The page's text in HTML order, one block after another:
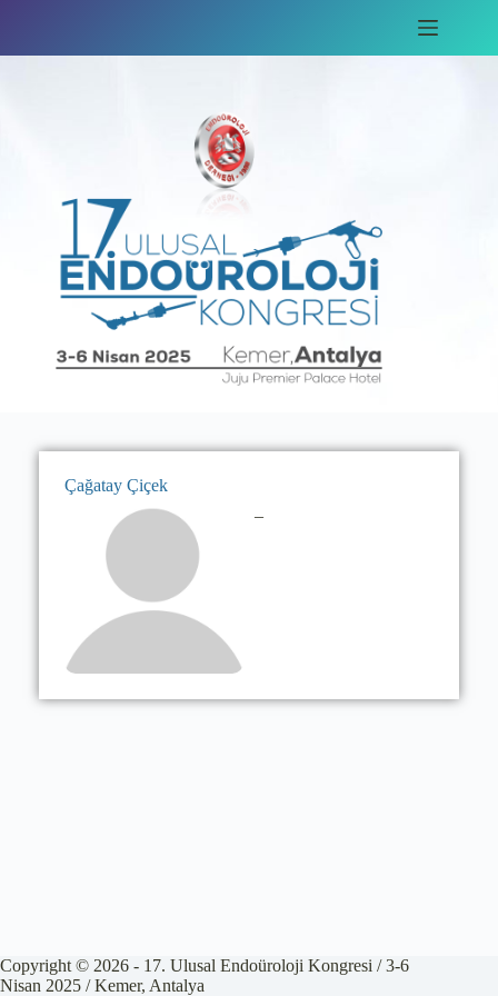
Çağatay Çiçek
–
Copyright © 2026 - 17. Ulusal Endoüroloji Kongresi / 3-6
Nisan 2025 / Kemer, Antalya